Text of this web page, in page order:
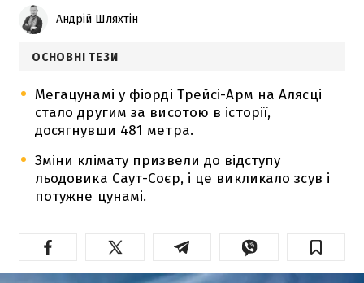
Андрій Шляхтін
ОСНОВНІ ТЕЗИ
Мегацунамі у фіорді Трейсі-Арм на Алясці
стало другим за висотою в історії,
досягнувши 481 метра.
Зміни клімату призвели до відступу
льодовика Саут-Соєр, і це викликало зсув і
потужне цунамі.